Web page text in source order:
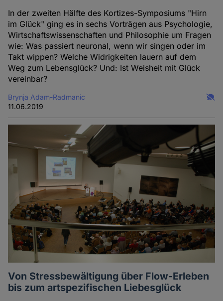
In der zweiten Hälfte des Kortizes-Symposiums "Hirn
im Glück" ging es in sechs Vorträgen aus Psychologie,
Wirtschaftswissenschaften und Philosophie um Fragen
wie: Was passiert neuronal, wenn wir singen oder im
Takt wippen? Welche Widrigkeiten lauern auf dem
Weg zum Lebensglück? Und: Ist Weisheit mit Glück
vereinbar?
Brynja Adam-Radmanic
11.06.2019
Von Stressbewältigung über Flow-Erleben
bis zum artspezifischen Liebesglück